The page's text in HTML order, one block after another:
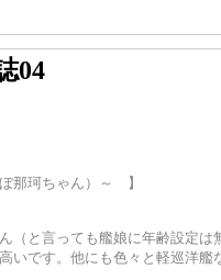
04
那珂ちゃん）～ 】
（と言っても艦娘に年齢設定は
いです。他にも色々と軽巡洋